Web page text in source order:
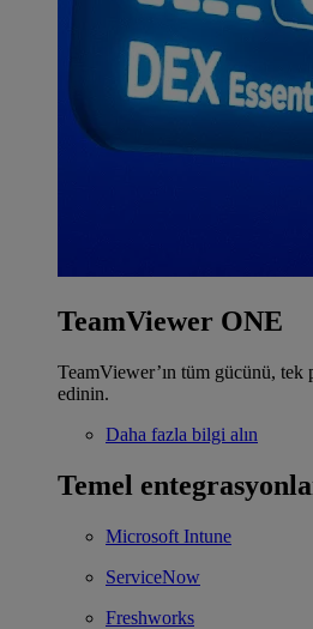
TeamViewer ONE
TeamViewer’ın tüm gücünü,
edinin.
Daha fazla bilgi alın
Temel
Microsoft Intune
ServiceNow
Freshworks